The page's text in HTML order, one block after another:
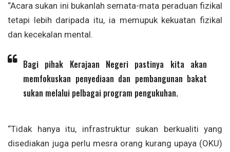
“Acara sukan ini bukanlah semata-mata peraduan fizikal
tetapi lebih daripada itu, ia memupuk kekuatan fizikal
dan kecekalan mental.
Bagi pihak Kerajaan Negeri pastinya kita akan
memfokuskan penyediaan dan pembangunan bakat
sukan melalui pelbagai program pengukuhan.
“Tidak hanya itu, infrastruktur sukan berkualiti yang
disediakan juga perlu mesra orang kurang upaya (OKU)